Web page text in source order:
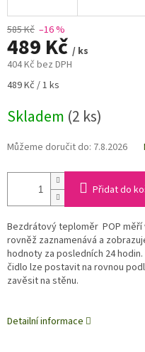
585 Kč –16 %
489 Kč / ks
404 Kč bez DPH
Měrná
489 Kč / 1 ks
Skladem (2 ks)
Můžeme doručit do: 7.8.2026
Přidat do
Bezdrátový teploměr POP
rovněž zaznamenává a
hodnoty za posledních 24
čidlo lze postavit na rovnou
zavěsit na stěnu.
Detailní informace